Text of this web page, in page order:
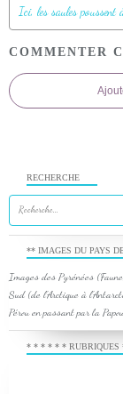
COMMENTER
RECHERCHE
** IMAGES DU PAYS
Images des Pyrénées
Sud (de l'Arctique à
Pérou en passant par la
* * * * * *